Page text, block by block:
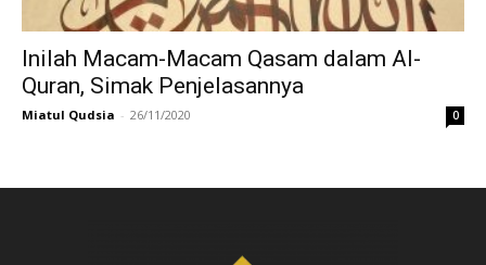
Inilah Macam-Macam Qasam dalam Al-
Quran, Simak Penjelasannya
Miatul Qudsia - 26/11/2020 0